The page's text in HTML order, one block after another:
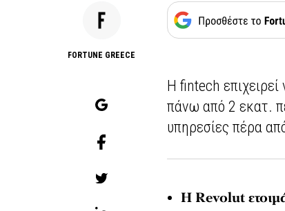
FORTUNE GREECE
Η fintech επιχειρεί
πάνω από 2 εκατ.
υπηρεσίες πέρα
Η Revolut